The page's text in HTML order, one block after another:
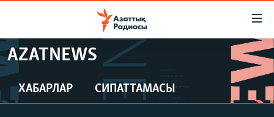
Skip
to
main
content
САЯСАТ
AZATNEWS
ХАБАРЛАР СИПАТТАМАСЫ